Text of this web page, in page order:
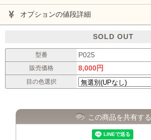
オプションの値段詳細
SOLD OUT
型番 P025
販売価格 8,000円
目の色選択
この商品を共有する